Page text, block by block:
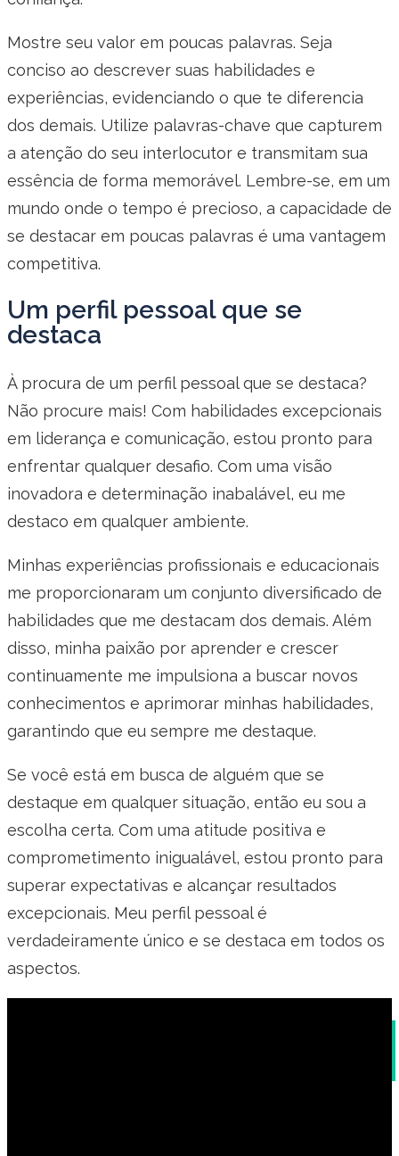
Mostre seu valor em poucas palavras. Seja
conciso ao descrever suas habilidades e
experiências, evidenciando o que te diferencia
dos demais. Utilize palavras-chave que capturem
a atenção do seu interlocutor e transmitam sua
essência de forma memorável. Lembre-se, em um
mundo onde o tempo é precioso, a capacidade de
se destacar em poucas palavras é uma vantagem
competitiva.
Um perfil pessoal que se
destaca
À procura de um perfil pessoal que se destaca?
Não procure mais! Com habilidades excepcionais
em liderança e comunicação, estou pronto para
enfrentar qualquer desafio. Com uma visão
inovadora e determinação inabalável, eu me
destaco em qualquer ambiente.
Minhas experiências profissionais e educacionais
me proporcionaram um conjunto diversificado de
habilidades que me destacam dos demais. Além
disso, minha paixão por aprender e crescer
continuamente me impulsiona a buscar novos
conhecimentos e aprimorar minhas habilidades,
garantindo que eu sempre me destaque.
Se você está em busca de alguém que se
destaque em qualquer situação, então eu sou a
escolha certa. Com uma atitude positiva e
comprometimento inigualável, estou pronto para
superar expectativas e alcançar resultados
excepcionais. Meu perfil pessoal é
verdadeiramente único e se destaca em todos os
aspectos.